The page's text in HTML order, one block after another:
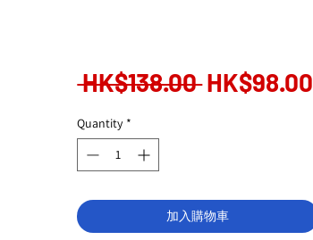
HK$138.00 Regular
HK$98.00
Quantity *
加入購物車